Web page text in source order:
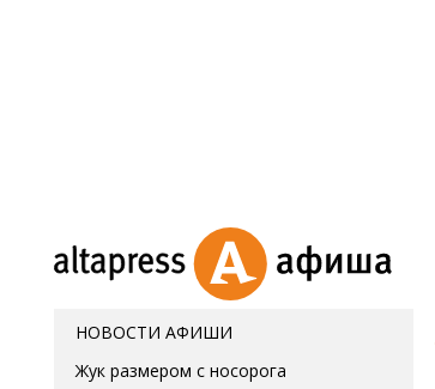
НОВОСТИ АФИШИ
Жук размером с носорога